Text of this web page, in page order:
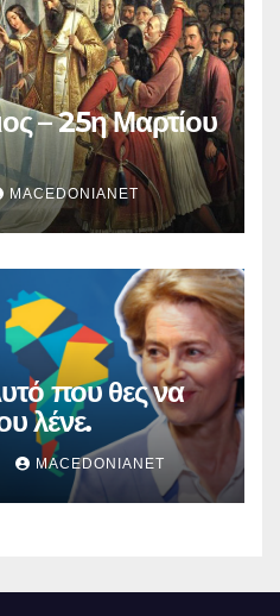
– 25η Μαρτίου
MACEDONIANET
που θες να
λένε.
MACEDONIANET